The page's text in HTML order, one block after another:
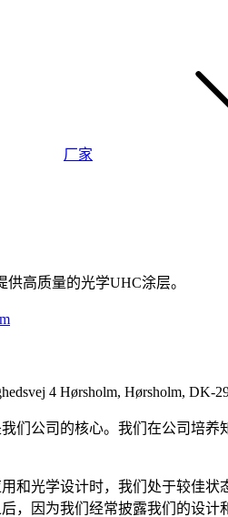
厂家
供高质量的光学UHC涂层。
4 Hørsholm, Hørsholm, DK-
们公司的核心。我们在公司培
和光学设计时，我们处于较佳状
因为我们经常披露我们的设计